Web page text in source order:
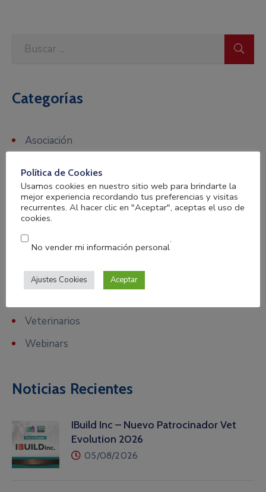
Categorías
Asociación
Formación
Gatos
IFARHU
Mascotas
Perros
Veterinarios
Webinars
Noticias Recientes
IBuild Inc – Nuevo Patrocinador Vet
Evolution 2026
05/08/2026
Política de Cookies
Usamos cookies en nuestro sitio web para brindarte la
mejor experiencia recordando tus preferencias y visitas
recurrentes. Al hacer clic en "Aceptar", aceptas el uso de
cookies.
No vender mi información personal
.
Ajustes Cookies Aceptar